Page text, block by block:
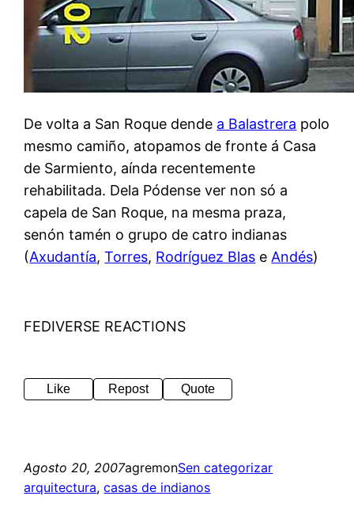
De volta a San Roque dende a Balastrera polo
mesmo camiño, atopamos de fronte á Casa
de Sarmiento, aínda recentemente
rehabilitada. Dela Pódense ver non só a
capela de San Roque, na mesma praza,
senón tamén o grupo de catro indianas
(Axudantía,Torres, Rodríguez Blas e Andés)
FEDIVERSE REACTIONS
Like Repost Quote
Agosto 20, 2007agremonSen categorizar
arquitectura, casas de indianos